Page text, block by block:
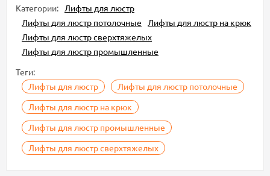
Категории:
Лифты для люстр
Лифты для люстр потолочные
Лифты для люстр на крюк
Лифты для люстр сверхтяжелых
Лифты для люстр промышленные
Теги:
Лифты для люстр
Лифты для люстр потолочные
Лифты для люстр на крюк
Лифты для люстр промышленные
Лифты для люстр сверхтяжелых